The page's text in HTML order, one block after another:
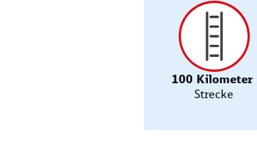
100 Kilometer
Strecke